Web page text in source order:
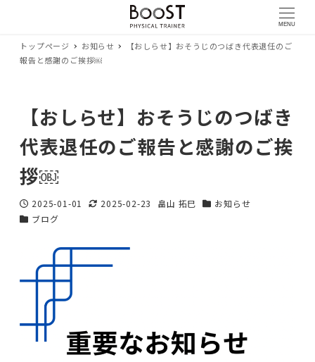
MENU
トップページ お知らせ
【おしらせ】おそうじのつばき代表退任のご
報告と感謝のご挨拶￼
【おしらせ】おそうじのつばき
代表退任のご報告と感謝のご挨
拶￼
投稿日
2025-01-01
更新日
2025-02-23
著
畠山 拓巳
カテゴリー
お知らせ
カテゴリー
ブログ